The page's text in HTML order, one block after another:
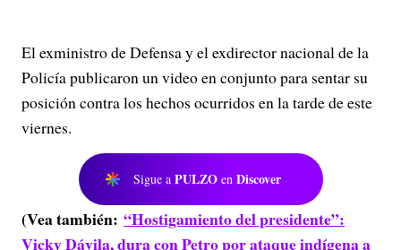
El exministro de Defensa y el exdirector nacional de la
Policía publicaron un video en conjunto para sentar su
posición contra los hechos ocurridos en la tarde de este
viernes.
Sigue a PULZO en Discover
(Vea también: “Hostigamiento del presidente”:
Vicky Dávila, dura con Petro por ataque indígena a